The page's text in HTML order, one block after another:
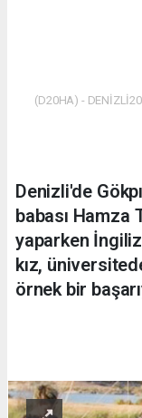
(D20HA) -
Denizli'de
babası Hamza
yaparken
kız,
örnek bir